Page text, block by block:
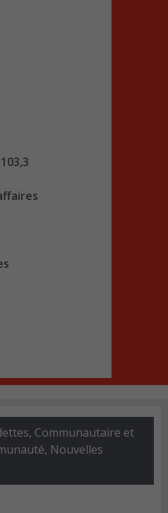
, Communautaire et
, Nouvelles